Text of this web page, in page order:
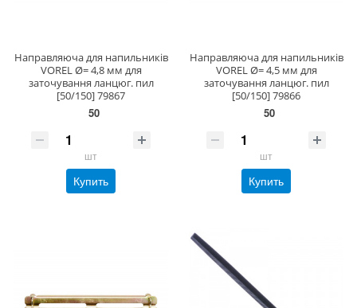
Направляюча для напильників
VOREL Ø= 4,8 мм для
заточування ланцюг. пил
[50/150] 79867
50
шт
Купить
Направляюча для напильників
VOREL Ø= 4,5 мм для
заточування ланцюг. пил
[50/150] 79866
50
шт
Купить